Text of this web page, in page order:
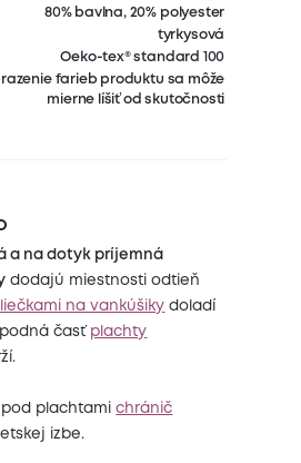
80% bavlna, 20% polyester
tyrkysová
Oeko-tex® standard 100
farieb produktu sa môže
mierne líšiť od skutočnosti
a na dotyk príjemná
dodajú miestnosti odtieň
na vankúšiky doladí
časť plachty
pod plachtamichránič
izbe.